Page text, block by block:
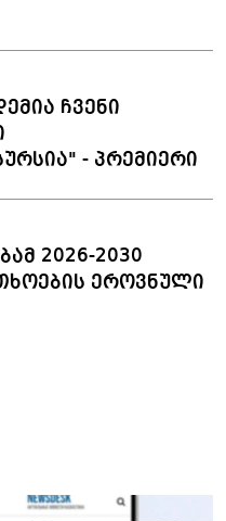
ჩვენი
- პრემიერი
2026-2030
ეროვნული